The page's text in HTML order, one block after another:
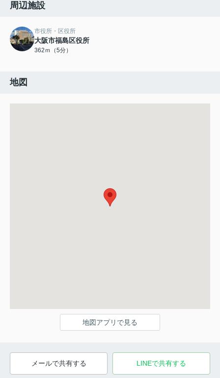
周辺施設
市役所・区役所
大阪市福島区役所
362ｍ（5分）
地図
地図アプリで見る
メールで共有する LINEで共有する